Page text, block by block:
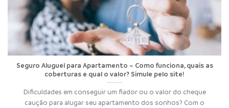
Seguro Aluguel para Apartamento – Como funciona, quais as
coberturas e qual o valor? Simule pelo site!
Dificuldades em conseguir um fiador ou o valor do cheque
caução para alugar seu apartamento dos sonhos? Com o